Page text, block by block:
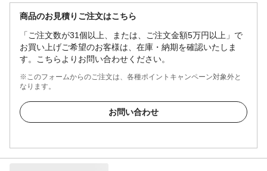
商品のお見積りご注文はこちら
「ご注文数が31個以上、または、ご注文金額5万円以上」で
お買い上げご希望のお客様は、在庫・納期を確認いたしま
す。こちらよりお問い合わせください。
※このフォームからのご注文は、各種ポイントキャンペーン対象外と
なります。
お問い合わせ